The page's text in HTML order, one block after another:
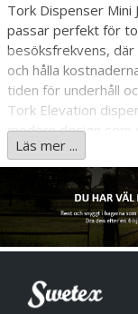
Tork Dispenser Mini
passar perfekt för
besöksfrekvens,
och hålla
tiden för underhåll
Tork Elevation
modern design som
besökare.
Smart rullhållare för
tillgängligt
Optimal rullbroms
därmed
Genomskinligt
Läs mer ...